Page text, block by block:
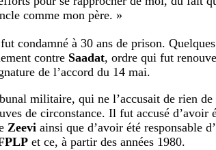
comme mon père. »
fut condamné à 30 ans de prison.
contre Saadat, ordre qui fut
de l’accord du 14 mai.
militaire, qui ne l’accusait de rien de
de circonstance. Il fut accusé d’avoir
Zeevi ainsi que d’avoir été responsable
et ce, à partir des années 1980.